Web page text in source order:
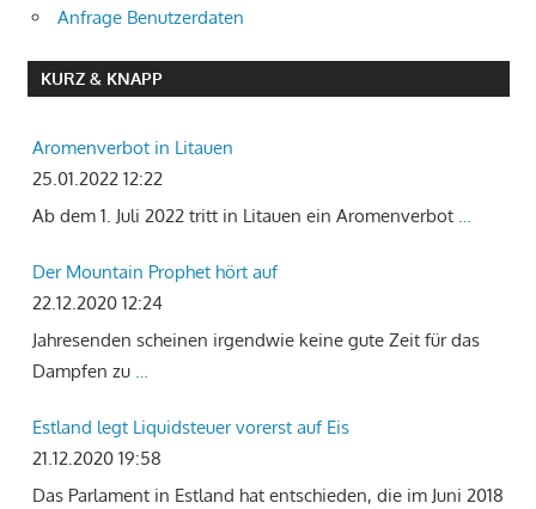
Anfrage Benutzerdaten
KURZ & KNAPP
Aromenverbot in Litauen
25.01.2022 12:22
Ab dem 1. Juli 2022 tritt in Litauen ein Aromenverbot …
Der Mountain Prophet hört auf
22.12.2020 12:24
Jahresenden scheinen irgendwie keine gute Zeit für das
Dampfen zu …
Estland legt Liquidsteuer vorerst auf Eis
21.12.2020 19:58
Das Parlament in Estland hat entschieden, die im Juni 2018